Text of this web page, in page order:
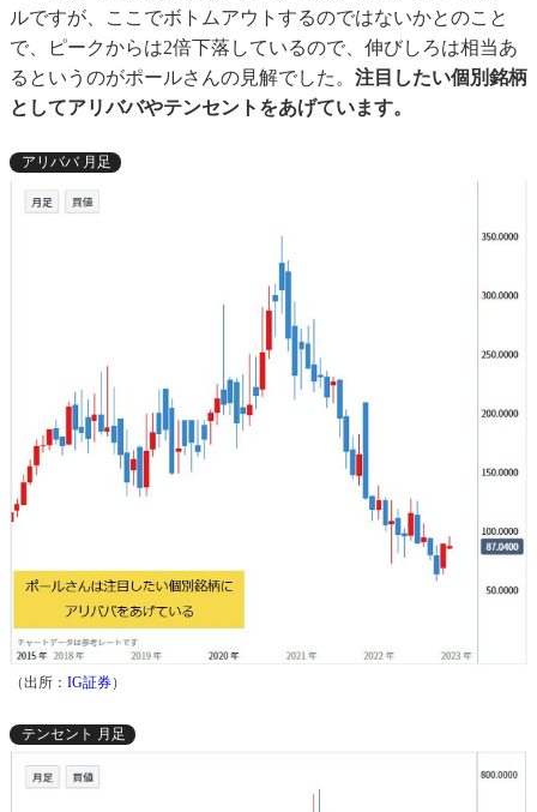
ルですが、ここでボトムアウトするのではないかとのこと
で、ピークからは2倍下落しているので、伸びしろは相当あ
るというのがポールさんの見解でした。 注目したい個別銘柄
としてアリババやテンセントをあげています。
アリババ 月足
（出所： IG証券）
テンセント 月足